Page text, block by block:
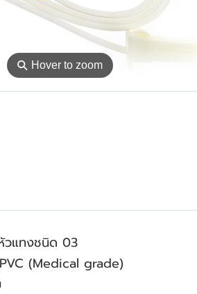
⚲ Hover to zoom
แทงชนิด 03
(Medical grade)